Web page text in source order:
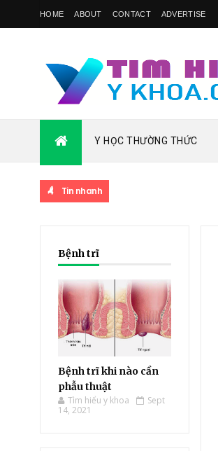
HOME ABOUT CONTACT ADVERTISE
Y HỌC THƯỜNG THỨC
Tin nhanh
Bệnh trĩ
Bệnh trĩ khi nào cần
phẫu thuật
Tìm hiểu y khoa
Sept
14, 2021